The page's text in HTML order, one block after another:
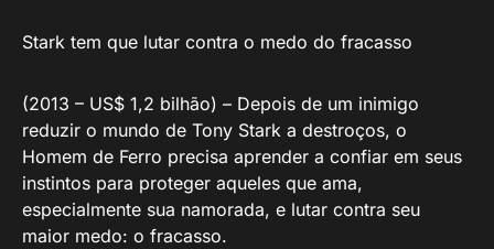
Stark tem que lutar contra o medo do fracasso
(2013 – US$ 1,2 bilhão) – Depois de um inimigo
reduzir o mundo de Tony Stark a destroços, o
Homem de Ferro precisa aprender a confiar em seus
instintos para proteger aqueles que ama,
especialmente sua namorada, e lutar contra seu
maior medo: o fracasso.